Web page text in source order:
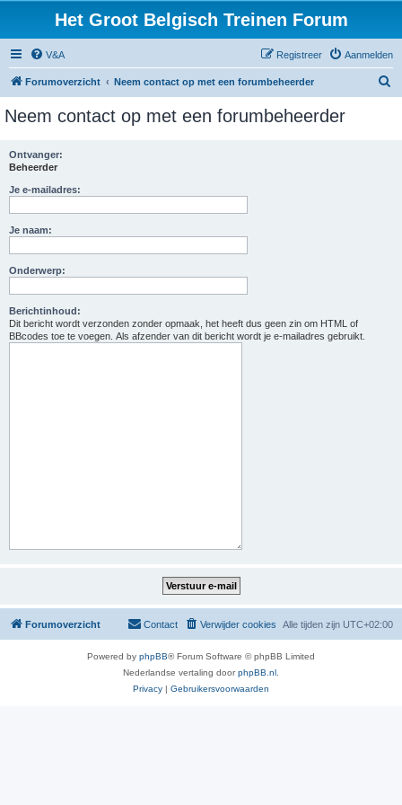
Het Groot Belgisch Treinen Forum
V&A Aanmelden
Registreer
Forumoverzicht Neem contact op met een forumbeheerder
Neem contact op met een forumbeheerder
Ontvanger:
Beheerder
Je e-mailadres:
Je naam:
Onderwerp:
Berichtinhoud:
Dit bericht wordt verzonden zonder opmaak, het heeft dus geen zin om HTML of
BBcodes toe te voegen. Als afzender van dit bericht wordt je e-mailadres gebruikt.
Forumoverzicht Alle tijden zijn UTC+02:00
Verwijder cookies
Contact
Powered by phpBB® Forum Software © phpBB Limited
Nederlandse vertaling doorphpBB.nl
Privacy | Gebruikersvoorwaarden